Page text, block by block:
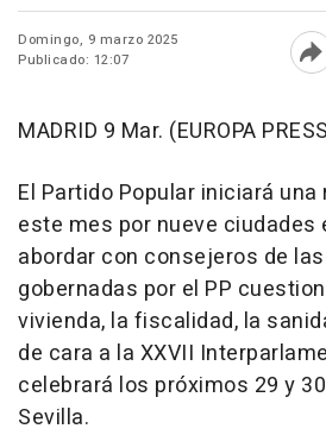
Domingo, 9 marzo 2025
Publicado: 12:07
MADRID 9 Mar. (EUROPA
El Partido Popular iniciará
este mes por nueve ciudades
abordar con consejeros de
gobernadas por el PP
vivienda, la fiscalidad, la
de cara a la XXVII
celebrará los próximos 29 y
Sevilla.